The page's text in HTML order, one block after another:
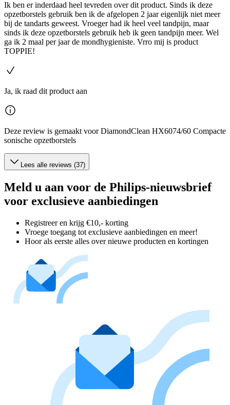
Ik ben er inderdaad heel tevreden over dit product. Sinds ik deze
opzetborstels gebruik ben ik de afgelopen 2 jaar eigenlijk niet meer
bij de tandarts geweest. Vroeger had ik heel veel tandpijn, maar
sinds ik deze opzetborstels gebruik heb ik geen tandpijn meer. Wel
ga ik 2 maal per jaar de mondhygieniste. Vrro mij is product
TOPPIE!
Ja, ik raad dit product aan
Deze review is gemaakt voor DiamondClean HX6074/60 Compacte
sonische opzetborstels
Lees alle reviews (37)
Meld u aan voor de Philips-nieuwsbrief
voor exclusieve aanbiedingen
Registreer en krijg €10,- korting
Vroege toegang tot exclusieve aanbiedingen en meer!
Hoor als eerste alles over nieuwe producten en kortingen